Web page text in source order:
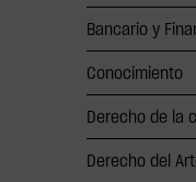
Bancario y
Conocimiento
Derecho de la
Derecho del